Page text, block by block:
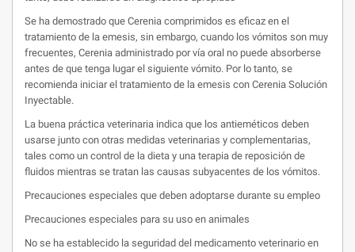
Se ha demostrado que Cerenia comprimidos es eficaz en el
tratamiento de la emesis, sin embargo, cuando los vómitos son muy
frecuentes, Cerenia administrado por vía oral no puede absorberse
antes de que tenga lugar el siguiente vómito. Por lo tanto, se
recomienda iniciar el tratamiento de la emesis con Cerenia Solución
Inyectable.
La buena práctica veterinaria indica que los antieméticos deben
usarse junto con otras medidas veterinarias y complementarias,
tales como un control de la dieta y una terapia de reposición de
fluidos mientras se tratan las causas subyacentes de los vómitos.
Precauciones especiales que deben adoptarse durante su empleo
Precauciones especiales para su uso en animales
No se ha establecido la seguridad del medicamento veterinario en